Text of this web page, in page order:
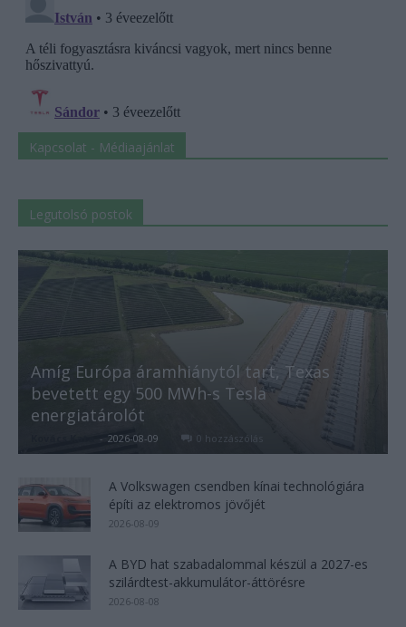
Kapcsolat - Médiaajánlat
Legutolsó postok
Amíg Európa áramhiánytól tart, Texas
bevetett egy 500 MWh-s Tesla
energiatárolót
- 2026-08-09 0 hozzászólás
A Volkswagen csendben kínai technológiára
építi az elektromos jövőjét
2026-08-09
A BYD hat szabadalommal készül a 2027-es
szilárdtest-akkumulátor-áttörésre
2026-08-08